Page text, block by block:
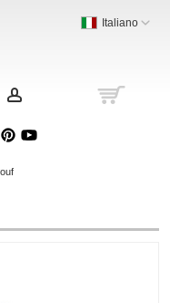
Italiano